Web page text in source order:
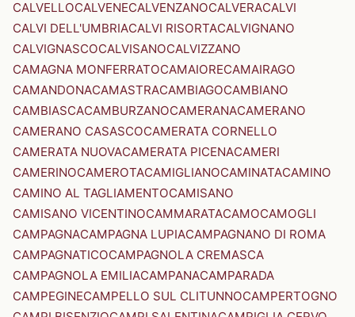
CALVELLOCALVENECALVENZANOCALVERACALVI
CALVI DELL'UMBRIACALVI RISORTACALVIGNANO
CALVIGNASCOCALVISANOCALVIZZANO
CAMAGNA MONFERRATOCAMAIORECAMAIRAGO
CAMANDONACAMASTRACAMBIAGOCAMBIANO
CAMBIASCACAMBURZANOCAMERANACAMERANO
CAMERANO CASASCOCAMERATA CORNELLO
CAMERATA NUOVACAMERATA PICENACAMERI
CAMERINOCAMEROTACAMIGLIANOCAMINATACAMINO
CAMINO AL TAGLIAMENTOCAMISANO
CAMISANO VICENTINOCAMMARATACAMOCAMOGLI
CAMPAGNACAMPAGNA LUPIACAMPAGNANO DI ROMA
CAMPAGNATICOCAMPAGNOLA CREMASCA
CAMPAGNOLA EMILIACAMPANACAMPARADA
CAMPEGINECAMPELLO SUL CLITUNNOCAMPERTOGNO